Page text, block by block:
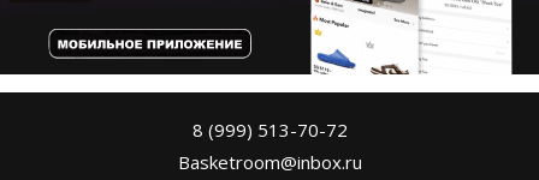
8 (999) 513-70-72
Basketroom@inbox.ru